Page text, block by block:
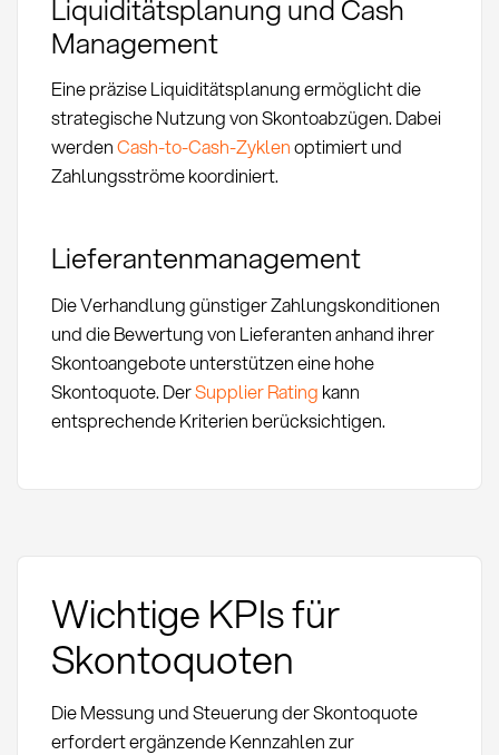
Liquiditätsplanung und Cash
Management
Eine präzise Liquiditätsplanung ermöglicht die
strategische Nutzung von Skontoabzügen. Dabei
werdenCash-to-Cash-Zyklenoptimiert und
Zahlungsströme koordiniert.
Lieferantenmanagement
Die Verhandlung günstiger Zahlungskonditionen
und die Bewertung von Lieferanten anhand ihrer
Skontoangebote unterstützen eine hohe
Skontoquote. DerSupplier Rating kann
entsprechende Kriterien berücksichtigen.
Wichtige KPIs für
Skontoquoten
Die Messung und Steuerung der Skontoquote
erfordert ergänzende Kennzahlen zur